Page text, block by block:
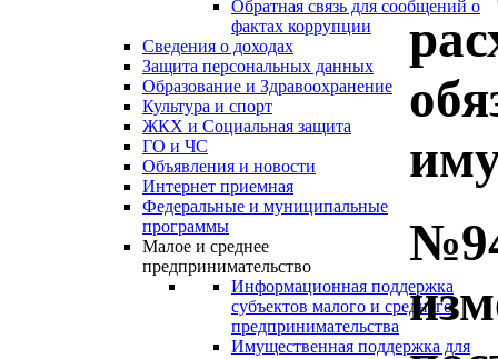
Обратная связь для сообщений о
фактах коррупции
Сведения о доходах
Защита персональных данных
Образование и Здравоохранение
Культура и спорт
ЖКХ и Социальная защита
ГО и ЧС
Объявления и новости
Интернет приемная
Федеральные и муниципальные
программы
Малое и среднее
предпринимательство
Информационная поддержка
субъектов малого и среднего
предпринимательства
Имущественная поддержка для